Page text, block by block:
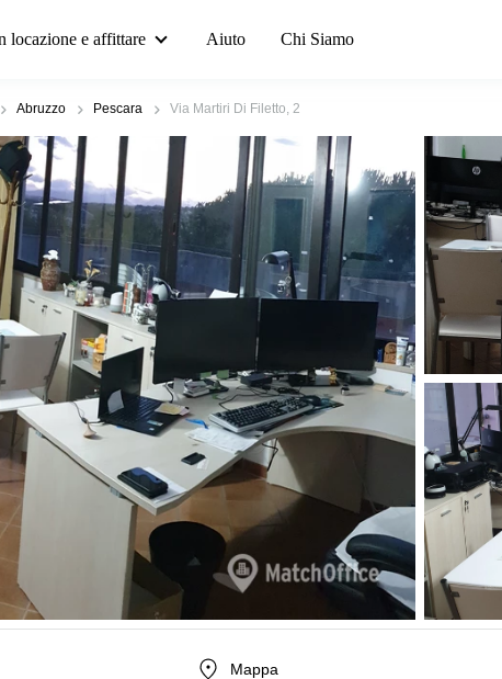
locazione e affittare Aiuto Chi Siamo
Abruzzo Pescara Via Martiri Di Filetto, 2
Mappa